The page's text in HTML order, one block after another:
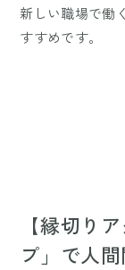
新しい職場で働
すすめです。
【縁切り
プ」で人